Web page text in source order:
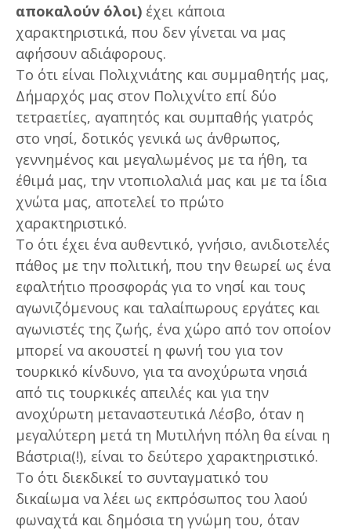
αποκαλούν όλοι) έχει κάποια
χαρακτηριστικά, που δεν γίνεται να μας
αφήσουν αδιάφορους.
Το ότι είναι Πολιχνιάτης και συμμαθητής μας,
Δήμαρχός μας στον Πολιχνίτο επί δύο
τετραετίες, αγαπητός και συμπαθής γιατρός
στο νησί, δοτικός γενικά ως άνθρωπος,
γεννημένος και μεγαλωμένος με τα ήθη, τα
έθιμά μας, την ντοπιολαλιά μας και με τα ίδια
χνώτα μας, αποτελεί το πρώτο
χαρακτηριστικό.
Το ότι έχει ένα αυθεντικό, γνήσιο, ανιδιοτελές
πάθος με την πολιτική, που την θεωρεί ως ένα
εφαλτήτιο προσφοράς για το νησί και τους
αγωνιζόμενους και ταλαίπωρους εργάτες και
αγωνιστές της ζωής, ένα χώρο από τον οποίον
μπορεί να ακουστεί η φωνή του για τον
τουρκικό κίνδυνο, για τα ανοχύρωτα νησιά
από τις τουρκικές απειλές και για την
ανοχύρωτη μεταναστευτικά Λέσβο, όταν η
μεγαλύτερη μετά τη Μυτιλήνη πόλη θα είναι η
Βάστρια(!), είναι το δεύτερο χαρακτηριστικό.
Το ότι διεκδικεί το συνταγματικό του
δικαίωμα να λέει ως εκπρόσωπος του λαού
φωναχτά και δημόσια τη γνώμη του, όταν